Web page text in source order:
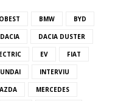
BMW BYD
DACIA DACIA DUSTER
EV FIAT
INTERVIU
MERCEDES